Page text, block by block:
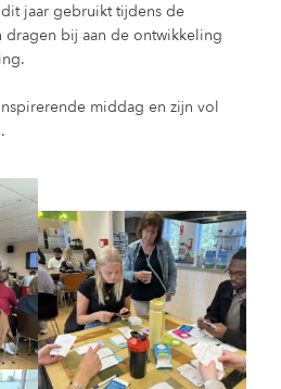
jaar gebruikt tijdens de
bij aan de ontwikkeling
middag en zijn vol